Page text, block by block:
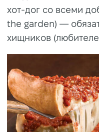
хот-дог со всеми
the garden) —
хищников